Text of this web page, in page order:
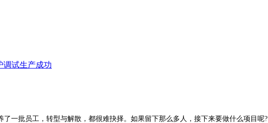
调试生产成功
批员工，转型与解散，都很难抉择。如果留下那么多人，接下来要做什么项目呢?